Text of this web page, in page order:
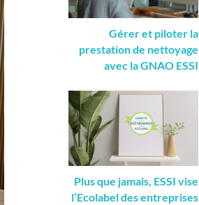
Gérer et piloter la
prestation de nettoyage
avec la GNAO ESSI
Plus que jamais, ESSI vise
l’Ecolabel des entreprises